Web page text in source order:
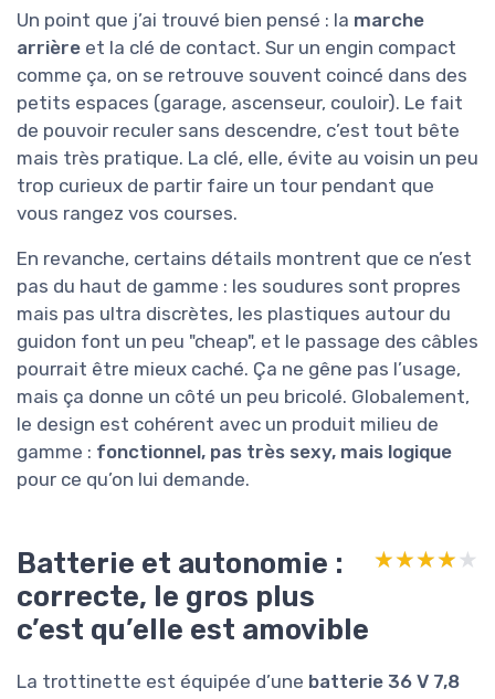
Un point que j’ai trouvé bien pensé : la marche
arrière et la clé de contact. Sur un engin compact
comme ça, on se retrouve souvent coincé dans des
petits espaces (garage, ascenseur, couloir). Le fait
de pouvoir reculer sans descendre, c’est tout bête
mais très pratique. La clé, elle, évite au voisin un peu
trop curieux de partir faire un tour pendant que
vous rangez vos courses.
En revanche, certains détails montrent que ce n’est
pas du haut de gamme : les soudures sont propres
mais pas ultra discrètes, les plastiques autour du
guidon font un peu "cheap", et le passage des câbles
pourrait être mieux caché. Ça ne gêne pas l’usage,
mais ça donne un côté un peu bricolé. Globalement,
le design est cohérent avec un produit milieu de
gamme : fonctionnel, pas très sexy, mais logique
pour ce qu’on lui demande.
Batterie et autonomie :
correcte, le gros plus
c’est qu’elle est amovible
★★★★★
★★★★★
La trottinette est équipée d’une batterie 36 V 7,8